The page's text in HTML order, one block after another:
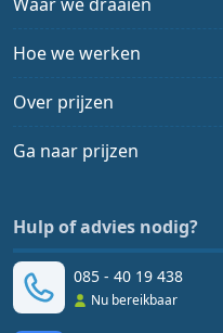
Hoe we werken
Over prijzen
Ga naar prijzen
Hulp of advies nodig?
085 - 40 19 438
Nu bereikbaar